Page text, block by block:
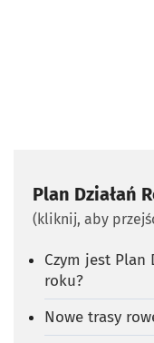
Plan Działań
(kliknij, aby
Czym jest Plan
roku?
Nowe trasy